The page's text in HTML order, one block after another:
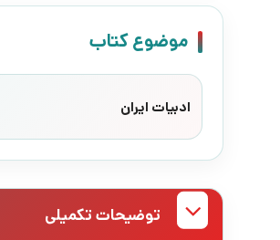
موضوع کتاب
ادبیات ایران
توضیحات تکمیلی